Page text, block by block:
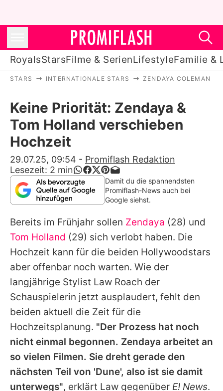
RoyalsStarsFilme & SerienLifestyleFamilie &
Stars
Filme & Serien
Lifestyle
Familie & Liebe
Promiflash Exklusiv
Alle Themen auf Promiflash
Jobs
App runterladen
Team
Redaktionelle Richtlinien
Impressum
Datenschutzerklärung
Nutzungsbedingungen
STARS INTERNATIONALE STARS ZENDAYA COLEMAN
Keine Priorität: Zendaya &
Tom Holland verschieben
Hochzeit
29.07.25, 09:54 - Promiflash Redaktion
Lesezeit: 2 min
Damit du die spannendsten
Promiflash-News auch bei
Google siehst.
Bereits im Frühjahr sollen Zendaya (28) und
Tom Holland (29) sich verlobt haben. Die
Hochzeit kann für die beiden Hollywoodstars
aber offenbar noch warten. Wie der
langjährige Stylist Law Roach der
Schauspielerin jetzt ausplaudert, fehlt den
beiden aktuell die Zeit für die
Hochzeitsplanung. "Der Prozess hat noch
nicht einmal begonnen. Zendaya arbeitet an
so vielen Filmen. Sie dreht gerade den
nächsten Teil von 'Dune', also ist sie damit
unterwegs", erklärt Law gegenüber E! News.